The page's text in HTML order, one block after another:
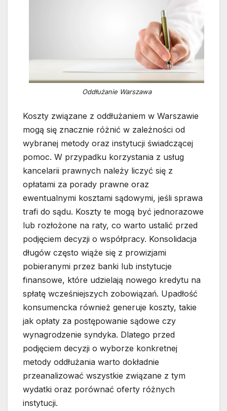
Oddłużanie Warszawa
Koszty związane z oddłużaniem w Warszawie
mogą się znacznie różnić w zależności od
wybranej metody oraz instytucji świadczącej
pomoc. W przypadku korzystania z usług
kancelarii prawnych należy liczyć się z
opłatami za porady prawne oraz
ewentualnymi kosztami sądowymi, jeśli sprawa
trafi do sądu. Koszty te mogą być jednorazowe
lub rozłożone na raty, co warto ustalić przed
podjęciem decyzji o współpracy. Konsolidacja
długów często wiąże się z prowizjami
pobieranymi przez banki lub instytucje
finansowe, które udzielają nowego kredytu na
spłatę wcześniejszych zobowiązań. Upadłość
konsumencka również generuje koszty, takie
jak opłaty za postępowanie sądowe czy
wynagrodzenie syndyka. Dlatego przed
podjęciem decyzji o wyborze konkretnej
metody oddłużania warto dokładnie
przeanalizować wszystkie związane z tym
wydatki oraz porównać oferty różnych
instytucji.